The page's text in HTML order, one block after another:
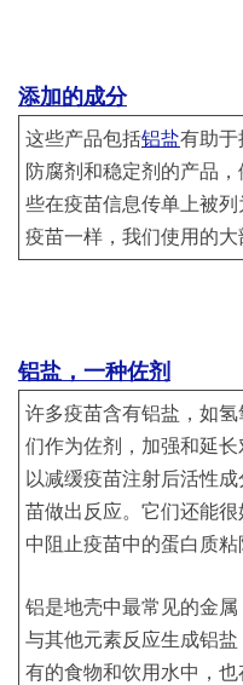
添加的成分
这些产品包括铝盐有助
防腐剂和稳定剂的产品，
些在疫苗信息传单上被列
疫苗一样，我们使用的大
铝盐，一种佐剂
许多疫苗含有铝盐，如
们作为佐剂，加强和延
以减缓疫苗注射后活性
苗做出反应。它们还能
中阻止疫苗中的蛋白质粘
铝是地壳中最常见的金
与其他元素反应生成铝
有的食物和饮用水中，